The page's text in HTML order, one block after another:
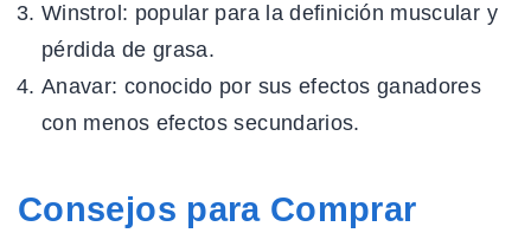
Winstrol: popular para la definición muscular y
pérdida de grasa.
Anavar: conocido por sus efectos ganadores
con menos efectos secundarios.
Consejos para Comprar